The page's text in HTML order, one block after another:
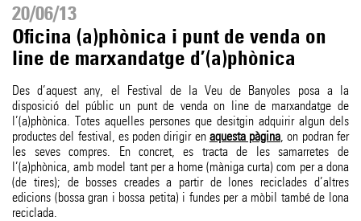
20/06/13
Oficina (a)phònica i punt de venda on
line de marxandatge d’(a)phònica
Des d’aquest any, el Festival de la Veu de Banyoles posa a la
disposició del públic un punt de venda on line de marxandatge de
l’(a)phònica. Totes aquelles persones que desitgin adquirir algun dels
productes del festival, es poden dirigir en aquesta pàgina, on podran fer
les seves compres. En concret, es tracta de les samarretes de
l’(a)phònica, amb model tant per a home (màniga curta) com per a dona
(de tires); de bosses creades a partir de lones reciclades d’altres
edicions (bossa gran i bossa petita) i fundes per a mòbil també de lona
reciclada.